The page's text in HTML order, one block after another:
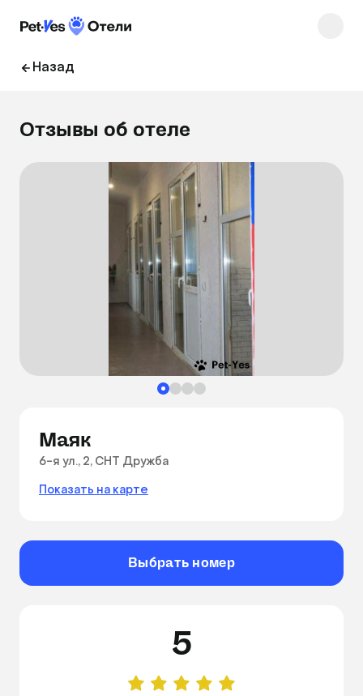
Назад
Отзывы об отеле
Маяк
6-я ул., 2, СНТ Дружба
Показать на карте
Выбрать номер
5